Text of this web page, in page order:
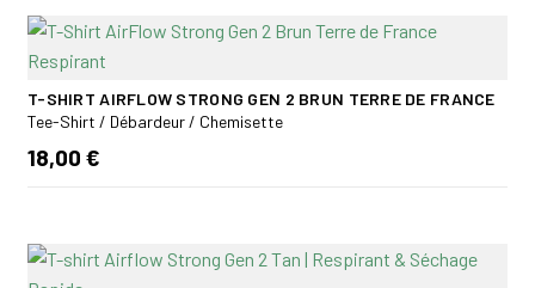
T-SHIRT AIRFLOW STRONG GEN 2 BRUN TERRE DE FRANCE
Tee-Shirt / Débardeur / Chemisette
18,00 €